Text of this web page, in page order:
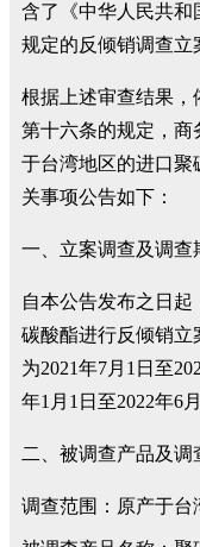
含了《中华人民共和
规定的反倾销调查立
根据上述审查结果，
第十六条的规定，商
于台湾地区的进口聚
关事项公告如下：
一、立案调查及调查
自本公告发布之日
碳酸酯进行反倾销立
为2021年7月1日至
年1月1日至2022年6月
二、被调查产品及调
调查范围：原产于台